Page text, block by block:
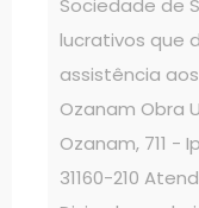
Sociedade de
lucrativos que
assistência
Ozanam Obra
Ozanam, 711 -
31160-210